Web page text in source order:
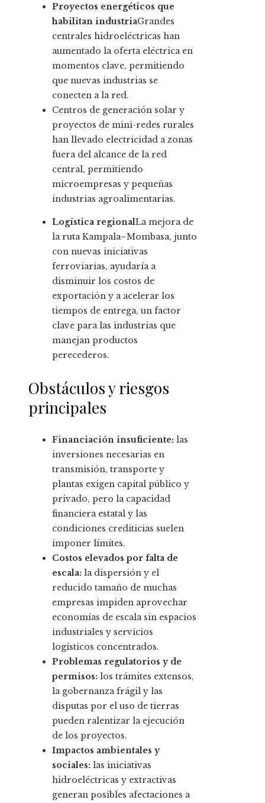
Proyectos energéticos que
habilitan industriaGrandes
centrales hidroeléctricas han
aumentado la oferta eléctrica en
momentos clave, permitiendo
que nuevas industrias se
conecten a la red.
Centros de generación solar y
proyectos de mini-redes rurales
han llevado electricidad a zonas
fuera del alcance de la red
central, permitiendo
microempresas y pequeñas
industrias agroalimentarias.
Logística regionalLa mejora de
la ruta Kampala–Mombasa, junto
con nuevas iniciativas
ferroviarias, ayudaría a
disminuir los costos de
exportación y a acelerar los
tiempos de entrega, un factor
clave para las industrias que
manejan productos
perecederos.
Obstáculos y riesgos
principales
Financiación insuficiente: las
inversiones necesarias en
transmisión, transporte y
plantas exigen capital público y
privado, pero la capacidad
financiera estatal y las
condiciones crediticias suelen
imponer límites.
Costos elevados por falta de
escala: la dispersión y el
reducido tamaño de muchas
empresas impiden aprovechar
economías de escala sin espacios
industriales y servicios
logísticos concentrados.
Problemas regulatorios y de
permisos: los trámites extensos,
la gobernanza frágil y las
disputas por el uso de tierras
pueden ralentizar la ejecución
de los proyectos.
Impactos ambientales y
sociales: las iniciativas
hidroeléctricas y extractivas
generan posibles afectaciones a